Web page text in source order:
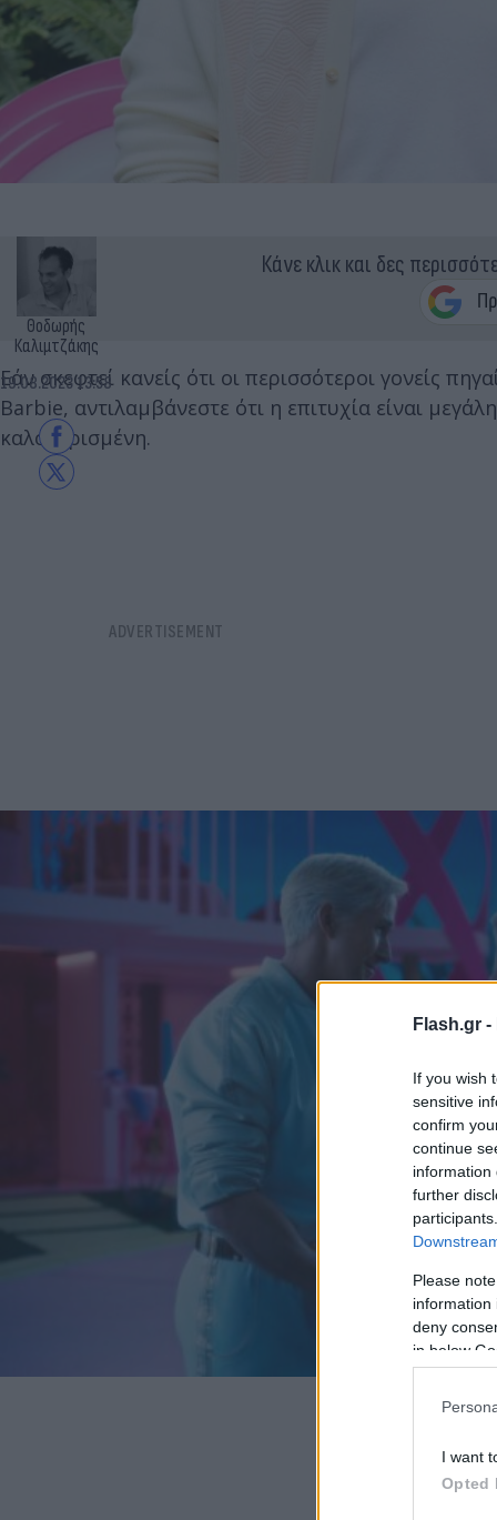
Flash.gr -
If you wish
sensitive
confirm
continue
information
further
Please
information
deny
in below
I want
Opted
Θοδωρής
Καλιμτζάκης
19.08.2023 13:58
Κάνε κλικ και δες
Εάν σκεφτεί κανείς ότι οι περισσότεροι γονείς
Barbie, αντιλαμβάνεστε ότι η επιτυχία είναι
καλογυρισμένη.